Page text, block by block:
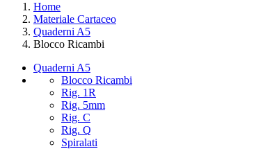
Home
Materiale Cartaceo
Quaderni A5
Blocco Ricambi
Quaderni A5
Blocco Ricambi
Rig. 1R
Rig. 5mm
Rig. C
Rig. Q
Spiralati